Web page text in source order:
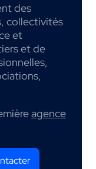
des
collectivités
et
et de
agence